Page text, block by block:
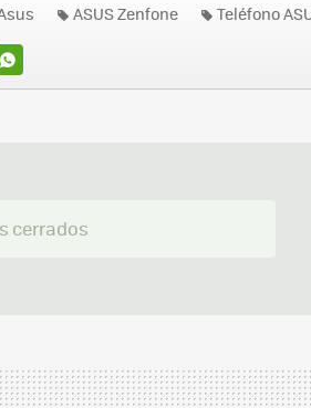
ASUS Zenfone Teléfono
cerrados